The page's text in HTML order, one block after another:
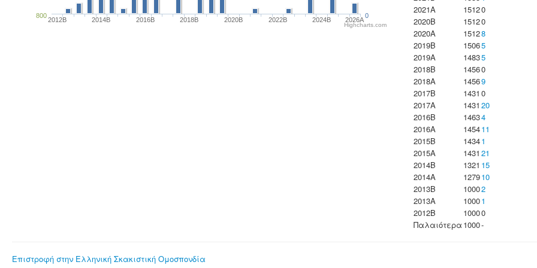
2012B 2014B 2016B 2018B 2020B 2022B 2024B 2026A
800 0
Highcharts.com
2021A
15120
2020B
15120
2020A
15128
2019B
15065
2019A
14835
2018B
14560
2018A
14569
2017B
1431 0
2017A
1431 20
2016B
14634
2016A
145411
2015B
14341
2015A
1431 21
2014B
1321 15
2014A
127910
2013B
10002
2013A
10001
2012B
10000
Παλαιότερα 1000-
Επιστροφή στην Ελληνική Σκακιστική Ομοσπονδία